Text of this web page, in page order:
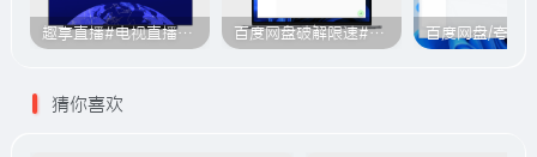
趣享直播#电视直播软件#2000+个超清直播频道#支持电视和安卓手机 百度网盘破解限速#突破官方限速#满速下载#A614
猜你喜欢